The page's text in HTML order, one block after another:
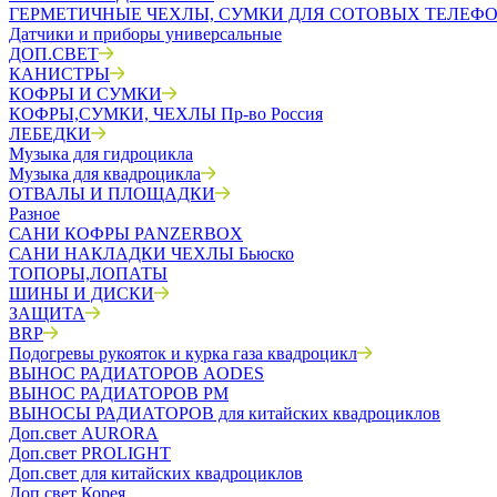
ГЕРМЕТИЧНЫЕ ЧЕХЛЫ, СУМКИ ДЛЯ СОТОВЫХ
Датчики и приборы универсальные
ДОП.СВЕТ
КАНИСТРЫ
КОФРЫ И СУМКИ
КОФРЫ,СУМКИ, ЧЕХЛЫ Пр-во Россия
ЛЕБЕДКИ
Музыка для гидроцикла
Музыка для квадроцикла
ОТВАЛЫ И ПЛОЩАДКИ
Разное
САНИ КОФРЫ PANZERBOX
САНИ НАКЛАДКИ ЧЕХЛЫ Бьюско
ТОПОРЫ,ЛОПАТЫ
ШИНЫ И ДИСКИ
ЗАЩИТА
BRP
Подогревы рукояток и курка газа квадроцикл
ВЫНОС РАДИАТОРОВ AODES
ВЫНОС РАДИАТОРОВ РМ
ВЫНОСЫ РАДИАТОРОВ для китайских квадроциклов
Доп.свет AURORA
Доп.свет PROLIGHT
Доп.свет для китайских квадроциклов
Доп.свет Корея